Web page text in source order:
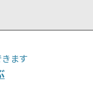
ます